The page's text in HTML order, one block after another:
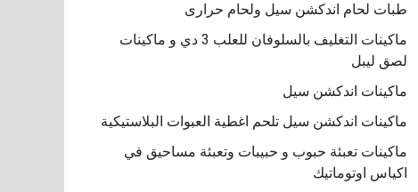
طبات لحام اندكشن سيل ولحام حرارى
ماكينات التغليف بالسلوفان للعلب 3 دي و ماكينات
لصق ليبل
ماكينات اندكشن سيل
ماكينات اندكشن سيل تلحم اغطية العبوات البلاستيكية
ماكينات تعبئة حبوب و حبيبات وتعبئة مساحيق في
اكياس اوتوماتيك